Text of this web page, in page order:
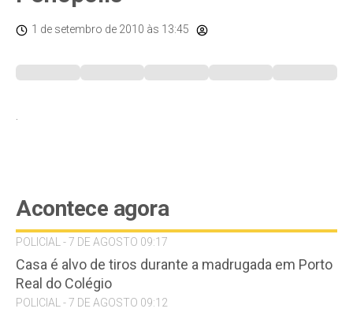
1 de setembro de 2010 às 13:45
Acontece agora
POLICIAL - 7 DE AGOSTO 09:17
Casa é alvo de tiros durante a madrugada em Porto
Real do Colégio
POLICIAL - 7 DE AGOSTO 09:12